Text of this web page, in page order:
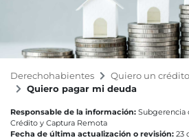
Derechohabientes
Quiero un crédito
Quiero pagar mi deuda
Responsable de la información: Subgerencia
Crédito y Captura Remota
Fecha de última actualización o revisión: 23